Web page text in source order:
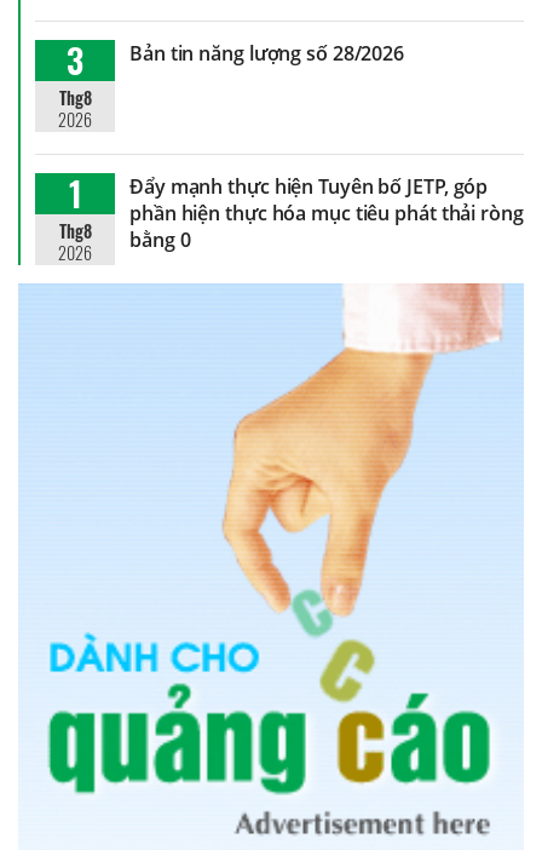
3
Thg8
2026
Bản tin năng lượng số 28/2026
1
Thg8
2026
Đẩy mạnh thực hiện Tuyên bố JETP, góp
phần hiện thực hóa mục tiêu phát thải ròng
bằng 0